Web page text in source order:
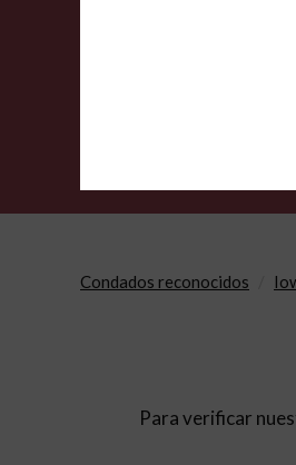
Condados reconocidos
Para verificar